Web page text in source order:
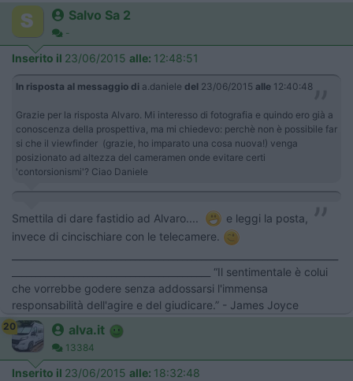
Salvo Sa 2
-
Inserito il 23/06/2015 alle: 12:48:51
In risposta al messaggio di a.daniele del 23/06/2015 alle 12:40:48
Grazie per la risposta Alvaro. Mi interesso di fotografia e quindo ero già a
conoscenza della prospettiva, ma mi chiedevo: perchè non è possibile far
si che il viewfinder (grazie, ho imparato una cosa nuova!) venga
posizionato ad altezza del cameramen onde evitare certi
'contorsionismi'? Ciao Daniele
Smettila di dare fastidio ad Alvaro....
e leggi la posta,
invece di cincischiare con le telecamere.
__________________________________________ “Il sentimentale è colui
che vorrebbe godere senza addossarsi l'immensa
responsabilità dell'agire e del giudicare.” - James Joyce
20 alva.it
13384
Inserito il 23/06/2015 alle: 18:32:48